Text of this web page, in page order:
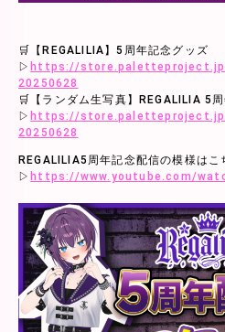
🛒【REGALILIA】5周年記念グッズ
▷ https://
20250628
🛒【ランダム生写真】REGALILIA 5
▷ https://
20250628
REGALILIA5周年記念配信の模様はこ
▷ https://www.youtube.com/